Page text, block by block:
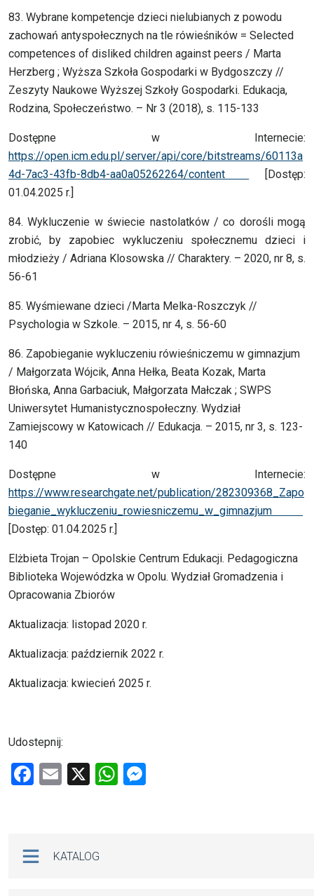
83. Wybrane kompetencje dzieci nielubianych z powodu
zachowań antyspołecznych na tle rówieśników = Selected
competences of disliked children against peers / Marta
Herzberg ; Wyższa Szkoła Gospodarki w Bydgoszczy //
Zeszyty Naukowe Wyższej Szkoły Gospodarki. Edukacja,
Rodzina, Społeczeństwo. – Nr 3 (2018), s. 115-133
Dostępne w Internecie:
https://open.icm.edu.pl/server/api/core/bitstreams/60113a
4d-7ac3-43fb-8db4-aa0a05262264/content
[Dostęp:
01.04.2025 r.]
84. Wykluczenie w świecie nastolatków / co dorośli mogą
zrobić, by zapobiec wykluczeniu społecznemu dzieci i
młodzieży / Adriana Klosowska // Charaktery. – 2020, nr 8, s.
56-61
85. Wyśmiewane dzieci /Marta Melka-Roszczyk //
Psychologia w Szkole. – 2015, nr 4, s. 56-60
86. Zapobieganie wykluczeniu rówieśniczemu w gimnazjum
/ Małgorzata Wójcik, Anna Hełka, Beata Kozak, Marta
Błońska, Anna Garbaciuk, Małgorzata Małczak ; SWPS
Uniwersytet Humanistycznospołeczny. Wydział
Zamiejscowy w Katowicach // Edukacja. – 2015, nr 3, s. 123-
140
Dostępne w Internecie:
https://www.researchgate.net/publication/282309368_Zapo
bieganie_wykluczeniu_rowiesniczemu_w_gimnazjum
[Dostęp: 01.04.2025 r.]
Elżbieta Trojan – Opolskie Centrum Edukacji. Pedagogiczna
Biblioteka Wojewódzka w Opolu. Wydział Gromadzenia i
Opracowania Zbiorów
Aktualizacja: listopad 2020 r.
Aktualizacja: październik 2022 r.
Aktualizacja: kwiecień 2025 r.
Udostepnij:
F
o
E
X
W
KATALOG